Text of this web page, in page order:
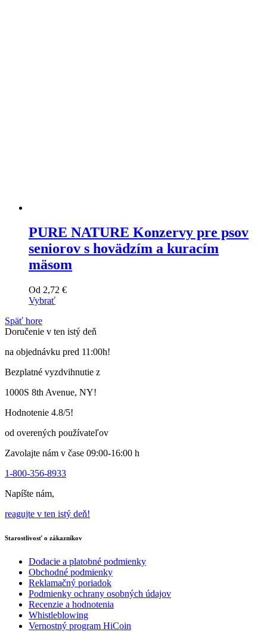
PURE NATURE Konzervy pre psov
seniorov s hovädzím a kuracím
mäsom
Od 2,72 €
Vybrať
výrobok
má
variantov.
si
vybrať
stránke
produktu
Späť hore
Doručenie v ten istý deň
na objednávku pred 11:00h!
Bezplatné vyzdvihnutie z
1000S 8th Avenue, NY!
Hodnotenie 4.8/5!
od overených používateľov
Zavolajte nám v čase 09:00-16:00 h
1-800-356-8933
Napíšte nám,
reagujte v ten istý deň!
Starostlivosť o zákazníkov
Dodacie a platobné podmienky
Obchodné podmienky
Reklamačný poriadok
Podmienky ochrany osobných údajov
Recenzie a hodnotenia
Whistleblowing
Vernostný program HiCoin